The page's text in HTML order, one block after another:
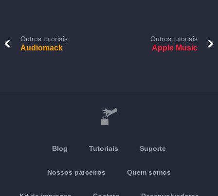
Outros tutoriais
Audiomack
Outros tutoriais
Apple Music
Blog Tutoriais Suporte
Nossos parceiros Quem somos